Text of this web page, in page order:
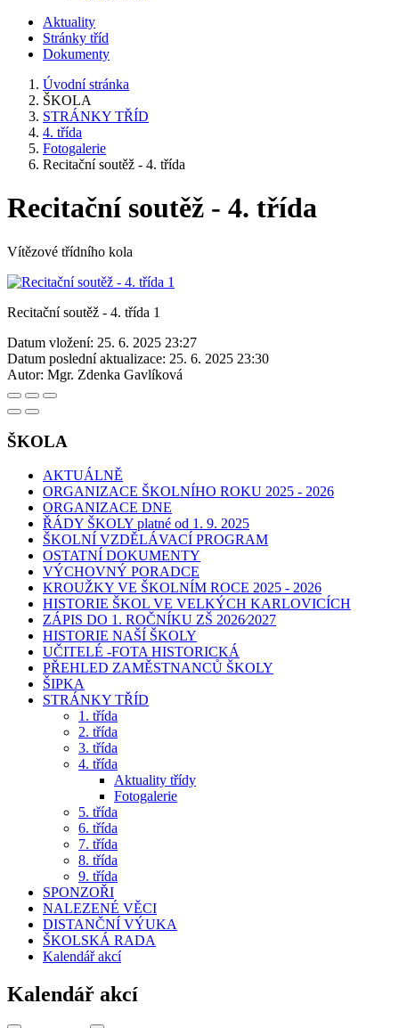
Aktuality
Stránky tříd
Dokumenty
Úvodní stránka
ŠKOLA
STRÁNKY TŘÍD
4. třída
Fotogalerie
Recitační soutěž - 4. třída
Recitační soutěž - 4. třída
Vítězové třídního kola
Recitační soutěž - 4. třída 1
Datum vložení: 25. 6. 2025 23:27
Datum poslední aktualizace: 25. 6. 2025 23:30
Autor: Mgr. Zdenka Gavlíková
ŠKOLA
AKTUÁLNĚ
ORGANIZACE ŠKOLNÍHO ROKU 2025 - 2026
ORGANIZACE DNE
ŘÁDY ŠKOLY platné od 1. 9. 2025
ŠKOLNÍ VZDĚLÁVACÍ PROGRAM
OSTATNÍ DOKUMENTY
VÝCHOVNÝ PORADCE
KROUŽKY VE ŠKOLNÍM ROCE 2025 - 2026
HISTORIE ŠKOL VE VELKÝCH KARLOVICÍCH
ZÁPIS DO 1. ROČNÍKU ZŠ 2026⁄2027
HISTORIE NAŠÍ ŠKOLY
UČITELÉ -FOTA HISTORICKÁ
PŘEHLED ZAMĚSTNANCŮ ŠKOLY
ŠIPKA
STRÁNKY TŘÍD
1. třída
2. třída
3. třída
4. třída
Aktuality třídy
Fotogalerie
5. třída
6. třída
7. třída
8. třída
9. třída
SPONZOŘI
NALEZENÉ VĚCI
DISTANČNÍ VÝUKA
ŠKOLSKÁ RADA
Kalendář akcí
Kalendář akcí